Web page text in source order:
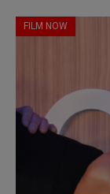
FILM NOW